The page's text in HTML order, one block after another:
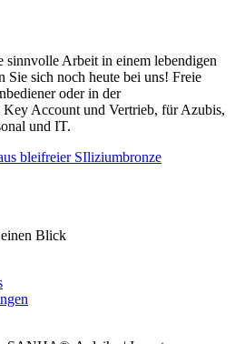
sinnvolle Arbeit in einem lebendigen
Sie sich noch heute bei uns! Freie
oder in der
Key Account und Vertrieb, für Azubis,
und IT.
Blick